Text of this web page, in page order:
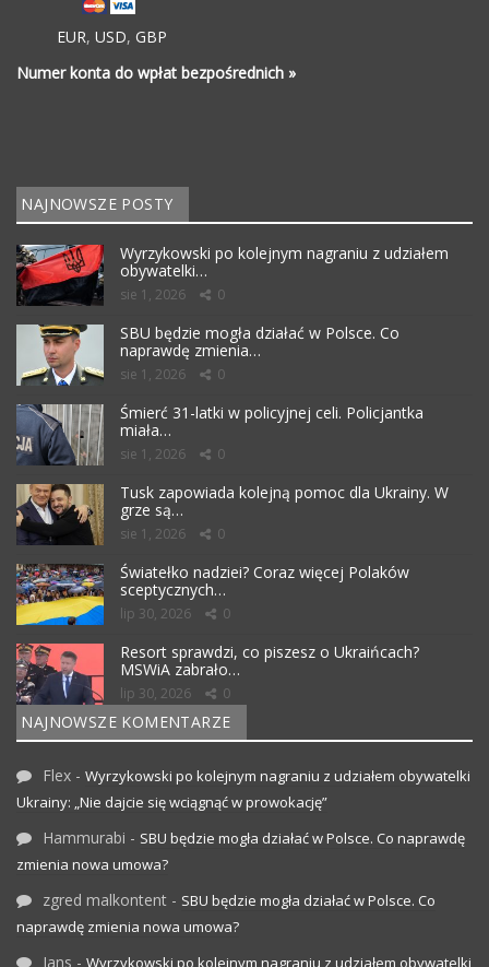
EUR, USD, GBP
Numer konta do wpłat bezpośrednich »
NAJNOWSZE POSTY
Wyrzykowski po kolejnym nagraniu z udziałem
obywatelki…
sie 1, 2026 0
SBU będzie mogła działać w Polsce. Co
naprawdę zmienia…
sie 1, 2026 0
Śmierć 31-latki w policyjnej celi. Policjantka
miała…
sie 1, 2026 0
Tusk zapowiada kolejną pomoc dla Ukrainy. W
grze są…
sie 1, 2026 0
Światełko nadziei? Coraz więcej Polaków
sceptycznych…
lip 30, 2026 0
Resort sprawdzi, co piszesz o Ukraińcach?
MSWiA zabrało…
lip 30, 2026 0
NAJNOWSZE KOMENTARZE
Flex - Wyrzykowski po kolejnym nagraniu z udziałem obywatelki
Ukrainy: „Nie dajcie się wciągnąć w prowokację”
Hammurabi - SBU będzie mogła działać w Polsce. Co naprawdę
zmienia nowa umowa?
zgred malkontent - SBU będzie mogła działać w Polsce. Co
naprawdę zmienia nowa umowa?
Jans - Wyrzykowski po kolejnym nagraniu z udziałem obywatelki